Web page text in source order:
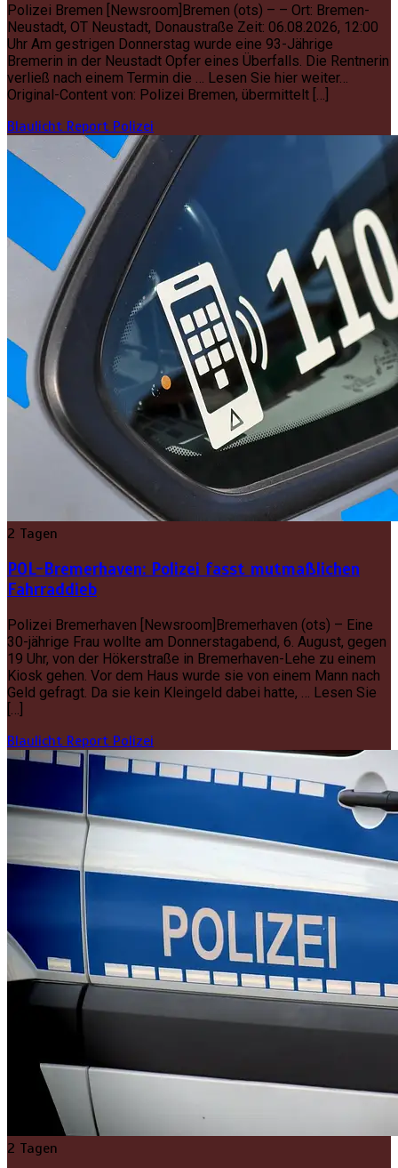
Polizei Bremen [Newsroom]Bremen (ots) – – Ort: Bremen-
Neustadt, OT Neustadt, Donaustraße Zeit: 06.08.2026, 12:00
Uhr Am gestrigen Donnerstag wurde eine 93-Jährige
Bremerin in der Neustadt Opfer eines Überfalls. Die Rentnerin
verließ nach einem Termin die … Lesen Sie hier weiter…
Original-Content von: Polizei Bremen, übermittelt […]
Blaulicht Report Polizei
2 Tagen
POL-Bremerhaven: Polizei fasst mutmaßlichen
Fahrraddieb
Polizei Bremerhaven [Newsroom]Bremerhaven (ots) – Eine
30-jährige Frau wollte am Donnerstagabend, 6. August, gegen
19 Uhr, von der Hökerstraße in Bremerhaven-Lehe zu einem
Kiosk gehen. Vor dem Haus wurde sie von einem Mann nach
Geld gefragt. Da sie kein Kleingeld dabei hatte, … Lesen Sie
[…]
Blaulicht Report Polizei
2 Tagen